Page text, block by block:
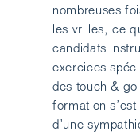
nombreuses
les vrilles, ce
candidats
exercices
des touch &
formation
d’une